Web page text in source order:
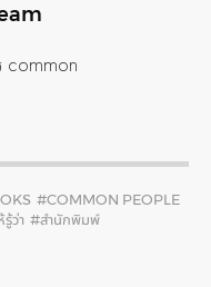
common
#COMMON PEOPLE
ว่า #สำนักพิมพ์